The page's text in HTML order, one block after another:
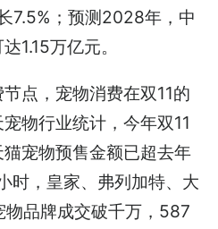
7.5%；预测2028年，中
1.15万亿元。
点，宠物消费在双11的
物行业统计，今年双11
宠物预售金额已超去年
时，皇家、弗列加特、大
物品牌成交破千万，587